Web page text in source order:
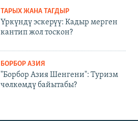
ТАРЫХ ЖАНА ТАГДЫР
Үркүндү эскерүү: Кадыр мерген
кантип жол тоскон?
БОРБОР АЗИЯ
"Борбор Азия Шенгени": Туризм
чөлкөмдү байытабы?